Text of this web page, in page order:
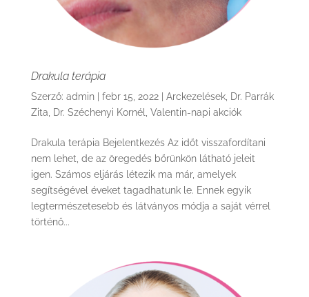
Drakula terápia
Szerző: admin| febr 15, 2022| Arckezelések, Dr. Parrák
Zita
Dr. Széchenyi Kornél Valentin-napi akciók
Drakula terápia Bejelentkezés Az időt visszafordítani
nem lehet, de az öregedés bőrünkön látható jeleit
igen. Számos eljárás létezik ma már, amelyek
segítségével éveket tagadhatunk le. Ennek egyik
legtermészetesebb és látványos módja a saját vérrel
történő...